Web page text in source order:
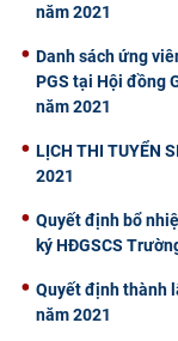
năm 2021
Danh sách ứng
PGS tại Hội đồng
năm 2021
​LỊCH THI TUYỂN
2021
Quyết định bổ
ký HĐGSCS
Quyết định thành
năm 2021